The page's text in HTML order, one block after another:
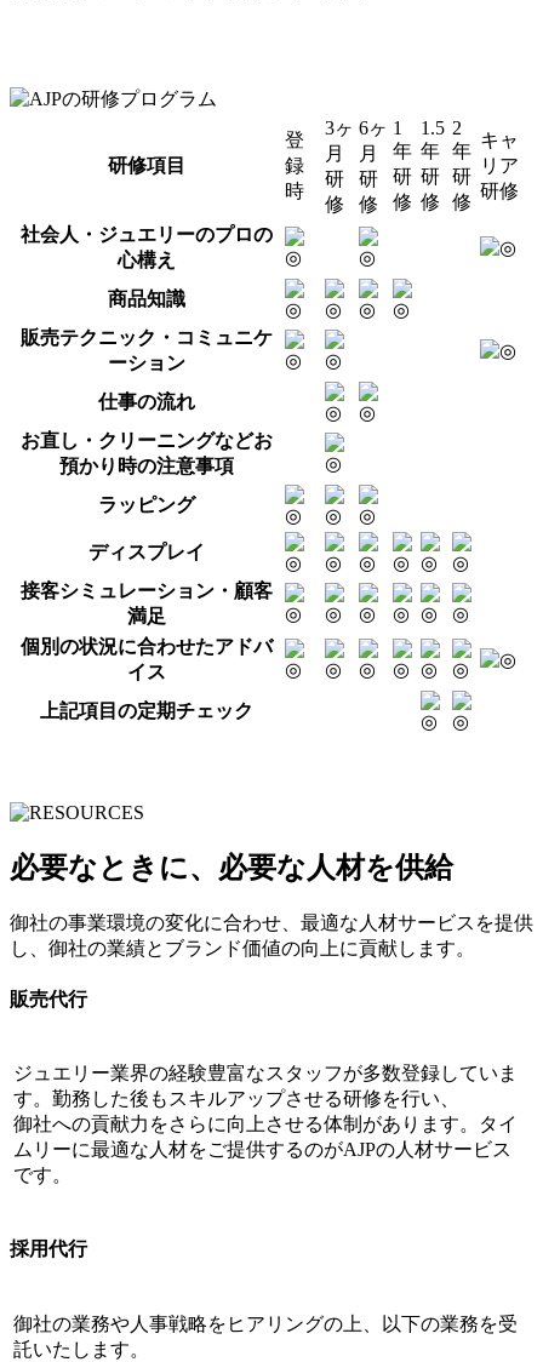
研修項目
登
録
時
3ヶ
月
研
修
6ヶ
月
研
修
1
年
研
修
1.5
年
研
修
2
年
研
修
キャ
リア
研修
社会人・ジュエリーのプロの
心構え
商品知識
販売テクニック・コミュニケ
ーション
仕事の流れ
お直し・クリーニングなどお
預かり時の注意事項
ラッピング
ディスプレイ
接客シミュレーション・顧客
満足
個別の状況に合わせたアドバ
イス
上記項目の定期チェック
必要なときに、必要な人材を供給
御社の事業環境の変化に合わせ、最適な人材サービスを提供
し、御社の業績とブランド価値の向上に貢献します。
販売代行
ジュエリー業界の経験豊富なスタッフが多数登録していま
す。勤務した後もスキルアップさせる研修を行い、
御社への貢献力をさらに向上させる体制があります。タイ
ムリーに最適な人材をご提供するのがAJPの人材サービス
です。
採用代行
御社の業務や人事戦略をヒアリングの上、以下の業務を受
託いたします。